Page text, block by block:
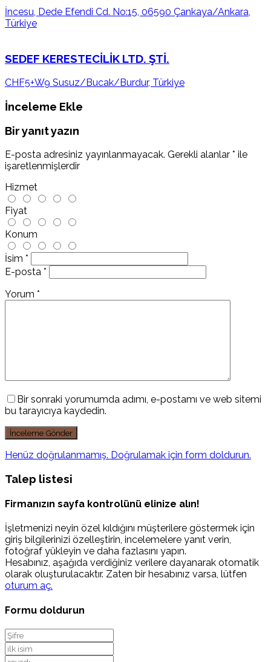
İncesu, Dede Efendi Cd. No:15, 06590 Çankaya/Ankara,
Türkiye
SEDEF KERESTECİLİK LTD. ŞTİ.
CHF5+W9 Susuz/Bucak/Burdur, Türkiye
İnceleme Ekle
Bir yanıt yazın
E-posta adresiniz yayınlanmayacak. Gerekli alanlar * ile
işaretlenmişlerdir
Hizmet
Fiyat
Konum
İsim *
E-posta *
Yorum *
Bir sonraki yorumumda adımı, e-postamı ve web sitemi
bu tarayıcıya kaydedin.
Henüz doğrulanmamış. Doğrulamak için form doldurun.
Talep listesi
Firmanızın sayfa kontrolünü elinize alın!
İşletmenizi neyin özel kıldığını müşterilere göstermek için
giriş bilgilerinizi özelleştirin, incelemelere yanıt verin,
fotoğraf yükleyin ve daha fazlasını yapın.
Hesabınız, aşağıda verdiğiniz verilere dayanarak otomatik
olarak oluşturulacaktır. Zaten bir hesabınız varsa, lütfen
oturum aç.
Formu doldurun